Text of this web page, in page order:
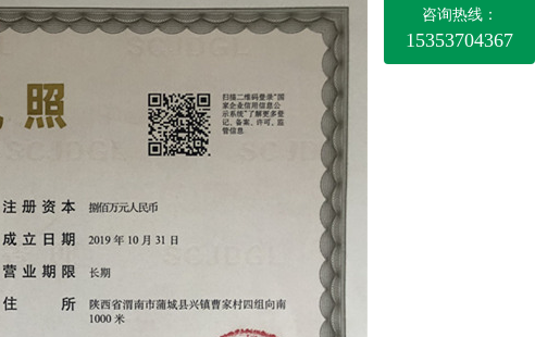
咨询热线：
15353704367